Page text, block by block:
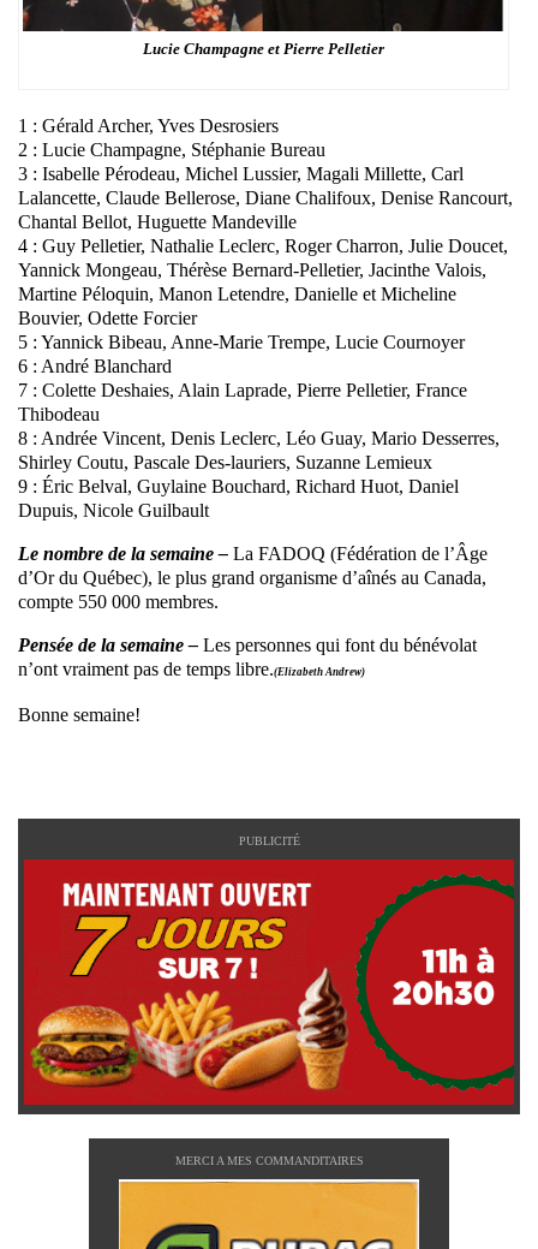
Lucie Champagne et Pierre Pelletier
1 : Gérald Archer, Yves Desrosiers
2 : Lucie Champagne, Stéphanie Bureau
3 : Isabelle Pérodeau, Michel Lussier, Magali Millette, Carl
Lalancette, Claude Bellerose, Diane Chalifoux, Denise Rancourt,
Chantal Bellot, Huguette Mandeville
4 : Guy Pelletier, Nathalie Leclerc, Roger Charron, Julie Doucet,
Yannick Mongeau, Thérèse Bernard-Pelletier, Jacinthe Valois,
Martine Péloquin, Manon Letendre, Danielle et Micheline
Bouvier, Odette Forcier
5 : Yannick Bibeau, Anne-Marie Trempe, Lucie Cournoyer
6 : André Blanchard
7 : Colette Deshaies, Alain Laprade, Pierre Pelletier, France
Thibodeau
8 : Andrée Vincent, Denis Leclerc, Léo Guay, Mario Desserres,
Shirley Coutu, Pascale Des-lauriers, Suzanne Lemieux
9 : Éric Belval, Guylaine Bouchard, Richard Huot, Daniel
Dupuis, Nicole Guilbault
Le nombre de la semaine – La FADOQ (Fédération de l’Âge
d’Or du Québec), le plus grand organisme d’aînés au Canada,
compte 550 000 membres.
Pensée de la semaine – Les personnes qui font du bénévolat
n’ont vraiment pas de temps libre.(Elizabeth Andrew)
Bonne semaine!
PUBLICITÉ
MERCI A MES COMMANDITAIRES